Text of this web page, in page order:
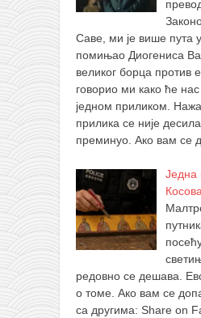
Саве, ми је више пута
помињао Диогениса
великог борца против
говорио ми како ће нас
једном приликом.
прилика се није
преминуо. Ако вам се
Једна
Косова
редовно се дешава.
о томе. Ако вам се
са другима: Share on